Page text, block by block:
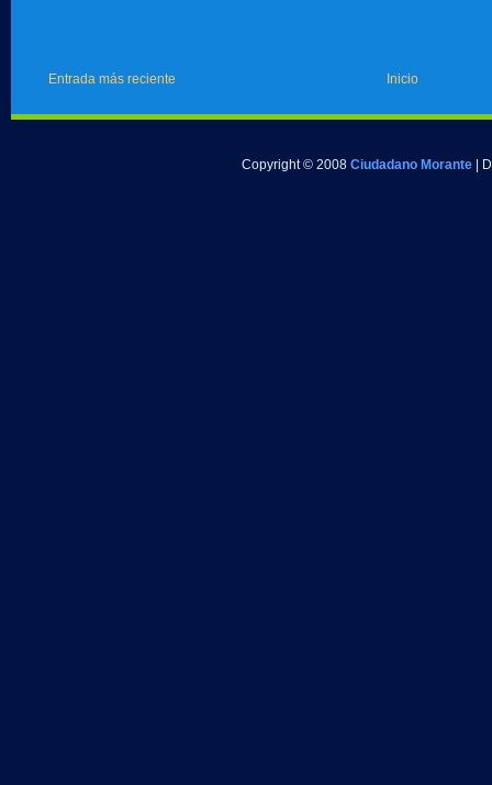
Entrada más reciente Inicio
Copyright © 2008 Ciudadano Morante |